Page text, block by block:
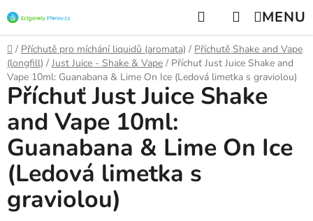
na
obsah
Hledat NÁKUPNÍ
KOŠÍK
Domů
/ Příchutě pro míchání liquidů (aromata) / Příchutě Shake and Vape
(longfill) / Just Juice - Shake & Vape / Příchuť Just Juice Shake and
Vape 10ml: Guanabana & Lime On Ice (Ledová limetka s graviolou)
Příchuť Just Juice Shake
and Vape 10ml:
Guanabana & Lime On Ice
(Ledová limetka s
graviolou)